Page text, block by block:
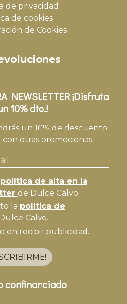
de privacidad
de cookies
de Cookies
NEWSLETTER ¡Disfruta
10% dto.!
un 10% de descuento
otras promociones
política de alta en la
de Dulce Calvo.
la política de
Calvo.
en recibir publicidad.
confinanciado